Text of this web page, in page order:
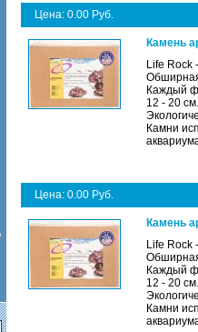
Цена: 0.00 Руб.
Камень
Life Rock
Каждый
12 - 20 см.
Камни
Цена: 0.00 Руб.
Камень
Life Rock
Каждый
12 - 20 см.
Камни